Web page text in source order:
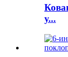
у...